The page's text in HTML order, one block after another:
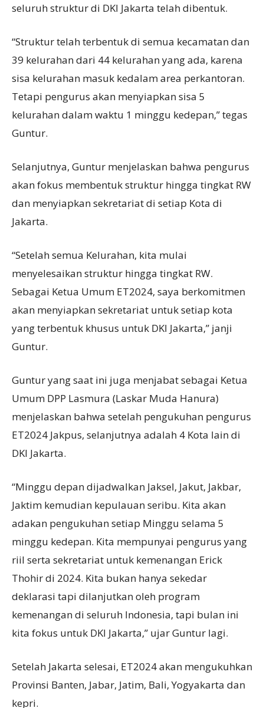
seluruh struktur di DKI Jakarta telah dibentuk.
“Struktur telah terbentuk di semua kecamatan dan
39 kelurahan dari 44 kelurahan yang ada, karena
sisa kelurahan masuk kedalam area perkantoran.
Tetapi pengurus akan menyiapkan sisa 5
kelurahan dalam waktu 1 minggu kedepan,” tegas
Guntur.
Selanjutnya, Guntur menjelaskan bahwa pengurus
akan fokus membentuk struktur hingga tingkat RW
dan menyiapkan sekretariat di setiap Kota di
Jakarta.
“Setelah semua Kelurahan, kita mulai
menyelesaikan struktur hingga tingkat RW.
Sebagai Ketua Umum ET2024, saya berkomitmen
akan menyiapkan sekretariat untuk setiap kota
yang terbentuk khusus untuk DKI Jakarta,” janji
Guntur.
Guntur yang saat ini juga menjabat sebagai Ketua
Umum DPP Lasmura (Laskar Muda Hanura)
menjelaskan bahwa setelah pengukuhan pengurus
ET2024 Jakpus, selanjutnya adalah 4 Kota lain di
DKI Jakarta.
“Minggu depan dijadwalkan Jaksel, Jakut, Jakbar,
Jaktim kemudian kepulauan seribu. Kita akan
adakan pengukuhan setiap Minggu selama 5
minggu kedepan. Kita mempunyai pengurus yang
riil serta sekretariat untuk kemenangan Erick
Thohir di 2024. Kita bukan hanya sekedar
deklarasi tapi dilanjutkan oleh program
kemenangan di seluruh Indonesia, tapi bulan ini
kita fokus untuk DKI Jakarta,” ujar Guntur lagi.
Setelah Jakarta selesai, ET2024 akan mengukuhkan
Provinsi Banten, Jabar, Jatim, Bali, Yogyakarta dan
kepri.